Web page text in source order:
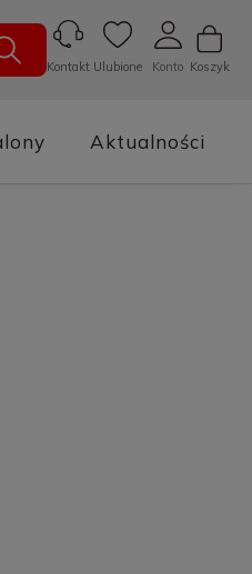
Koszyk
Konto
Ulubione
Kontakt
Aktualności